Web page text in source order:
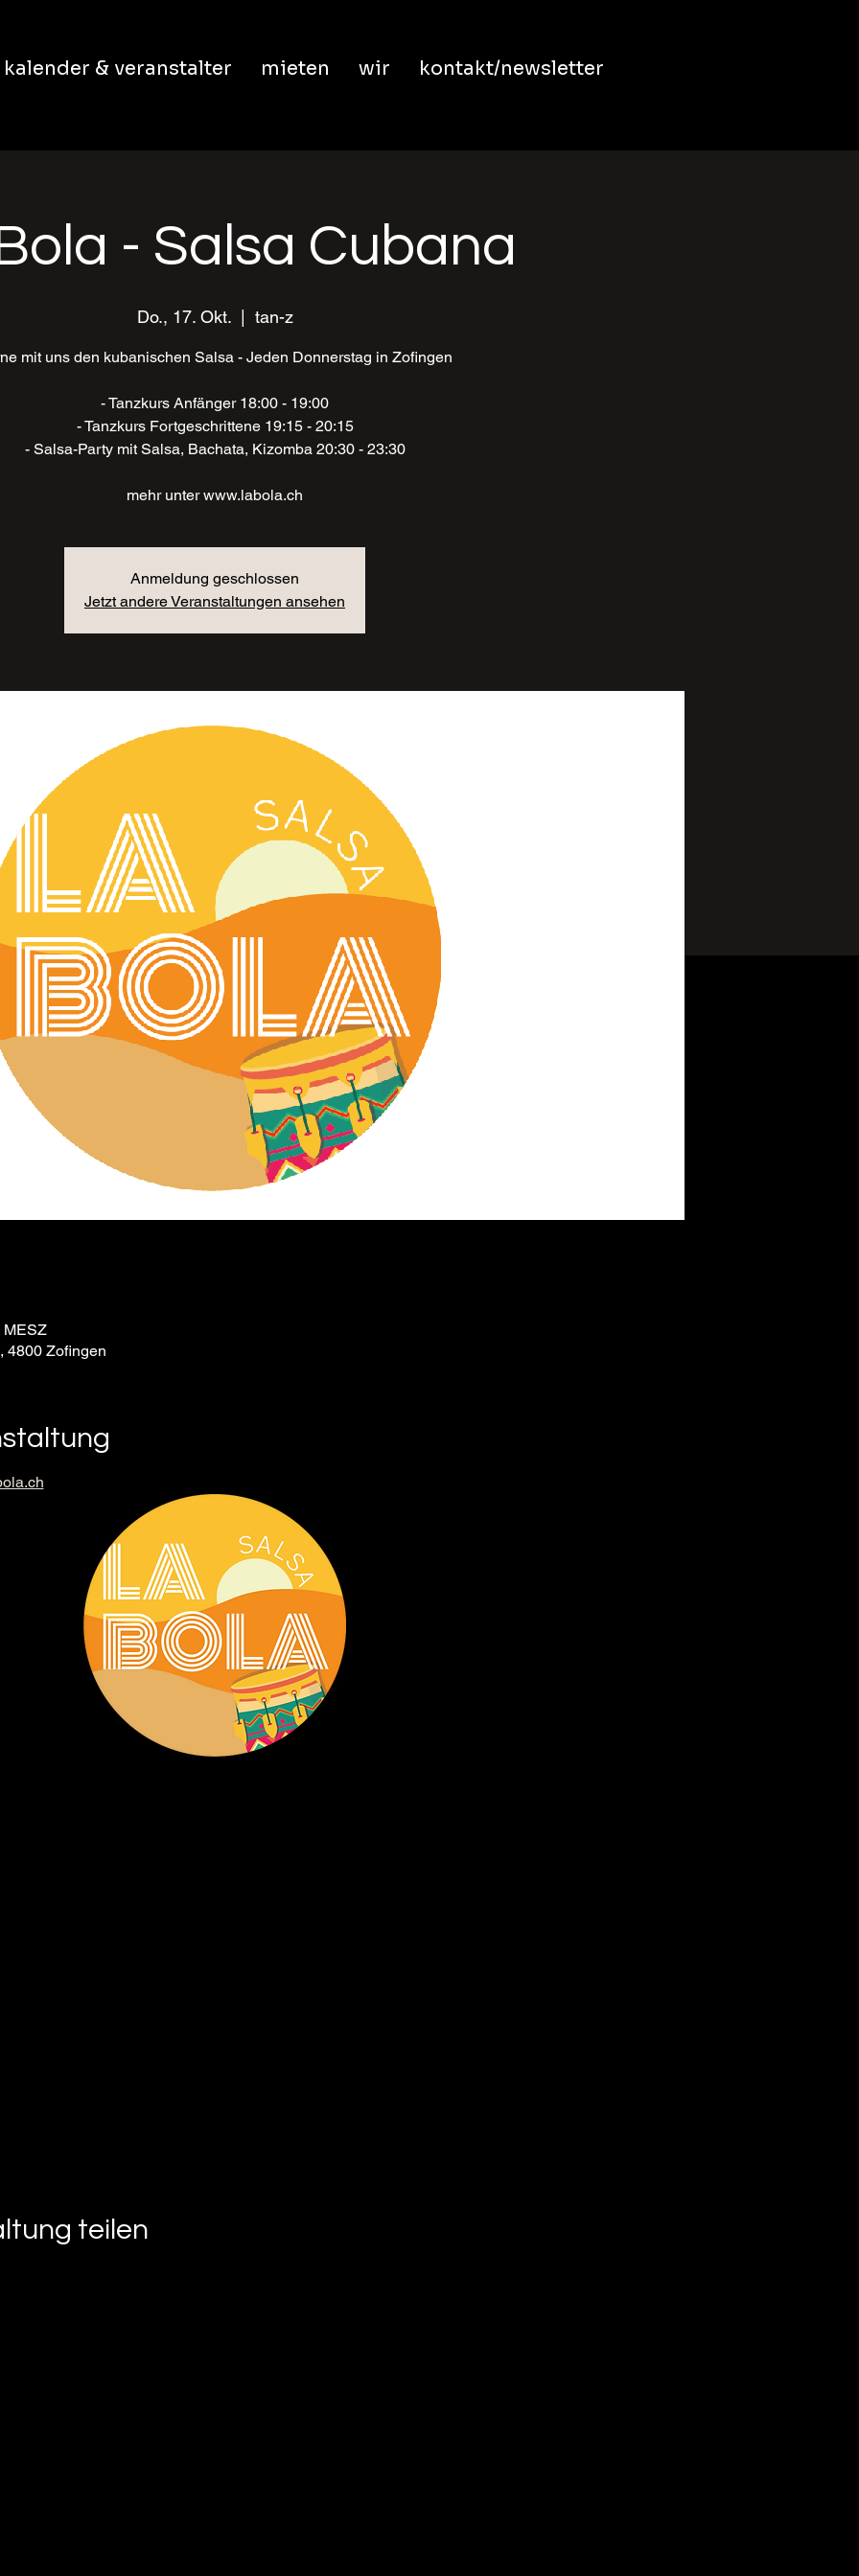
kalender & veranstalter mieten wir kontakt/newsletter
- Salsa Cubana
Do., 17. Okt.
  |
tan-z
mit uns den kubanischen Salsa - Jeden Donnerstag in Zofingen
- Tanzkurs Anfänger 18:00 - 19:00
- Tanzkurs Fortgeschrittene 19:15 - 20:15
- Salsa-Party mit Salsa, Bachata, Kizomba 20:30 - 23:30
mehr unter www.labola.ch
Anmeldung geschlossen
Jetzt andere Veranstaltungen ansehen
MESZ
4800 Zofingen
teilen